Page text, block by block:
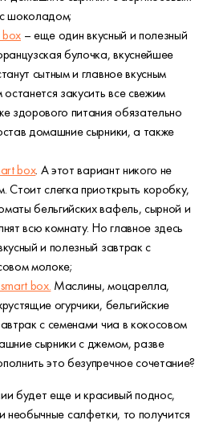
шоколадом;
box – еще один вкусный и полезный
булочка, вкуснейшее
сытным и главное вкусным
закусить все свежим
здорового питания обязательно
домашние сырники, а также
box. А этот вариант никого не
Стоит слегка приоткрыть коробку,
бельгийских вафель, сырной и
всю комнату. Но главное здесь
и полезный завтрак с
молоке;
box. Маслины, моцарелла,
огурчики, бельгийские
с семенами чиа в кокосовом
сырники с джемом, разве
это безупречное сочетание?
будет еще и красивый поднос,
необычные салфетки, то получится